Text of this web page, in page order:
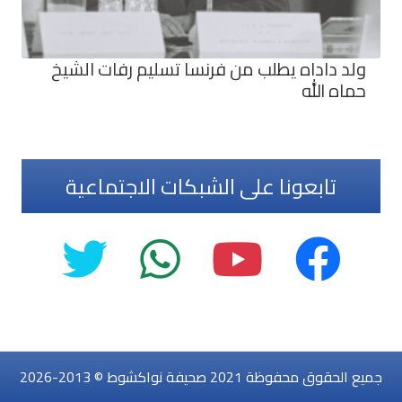
ولد داداه يطلب من فرنسا تسليم رفات الشيخ
حماه الله
تابعونا على الشبكات الاجتماعية
جميع الحقوق محفوظة 2021 صحيفة نواكشوط © 2013-2026